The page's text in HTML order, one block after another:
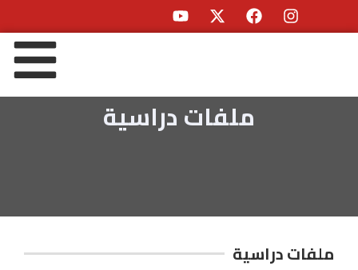
ملفات دراسية
ملفات دراسية